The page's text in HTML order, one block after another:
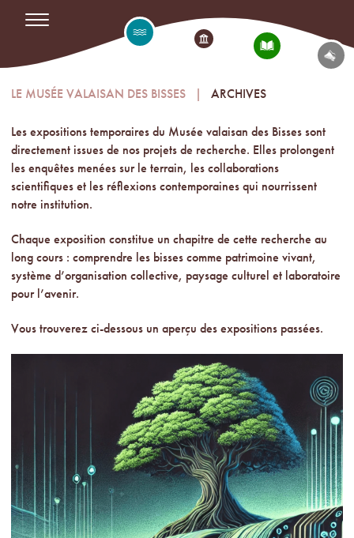
LE MUSÉE VALAISAN DES BISSES ARCHIVES
Les expositions temporaires du Musée valaisan des Bisses sont
directement issues de nos projets de recherche. Elles prolongent
les enquêtes menées sur le terrain, les collaborations
scientifiques et les réflexions contemporaines qui nourrissent
notre institution.
Chaque exposition constitue un chapitre de cette recherche au
long cours : comprendre les bisses comme patrimoine vivant,
système d’organisation collective, paysage culturel et laboratoire
pour l’avenir.
Vous trouverez ci-dessous un aperçu des expositions passées.